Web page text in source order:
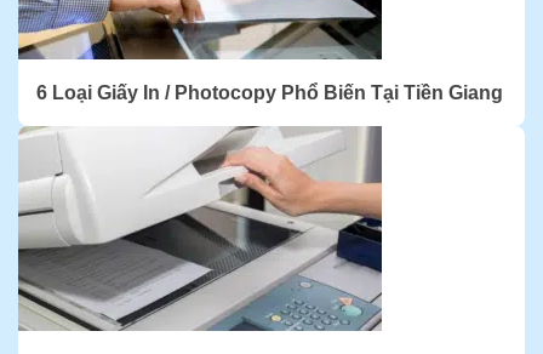
6 Loại Giấy In / Photocopy Phổ Biến Tại Tiền Giang